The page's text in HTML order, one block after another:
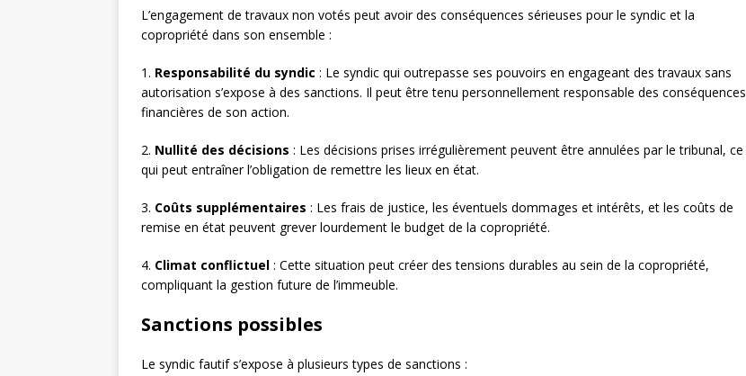
L’engagement de travaux non votés peut avoir des conséquences sérieuses pour le syndic et la
copropriété dans son ensemble :
1. Responsabilité du syndic : Le syndic qui outrepasse ses pouvoirs en engageant des travaux sans
autorisation s’expose à des sanctions. Il peut être tenu personnellement responsable des conséquences
financières de son action.
2. Nullité des décisions : Les décisions prises irrégulièrement peuvent être annulées par le tribunal, ce
qui peut entraîner l’obligation de remettre les lieux en état.
3. Coûts supplémentaires : Les frais de justice, les éventuels dommages et intérêts, et les coûts de
remise en état peuvent grever lourdement le budget de la copropriété.
4. Climat conflictuel : Cette situation peut créer des tensions durables au sein de la copropriété,
compliquant la gestion future de l’immeuble.
Sanctions possibles
Le syndic fautif s’expose à plusieurs types de sanctions :